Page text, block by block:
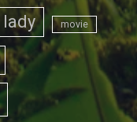
lady movie